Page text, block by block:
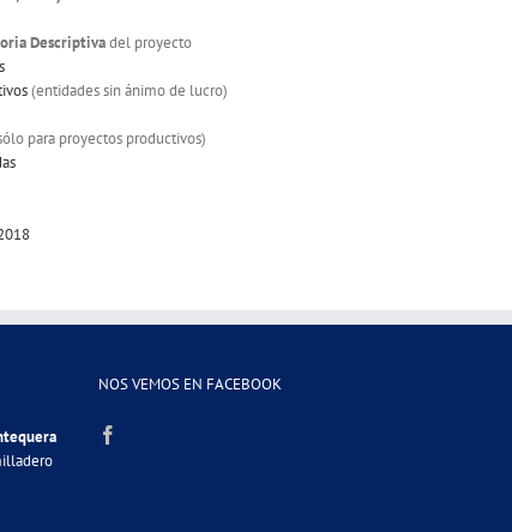
Descriptivadel proyecto
(entidades sin ánimo de lucro)
para proyectos productivos)
NOS VEMOS EN FACEBOOK